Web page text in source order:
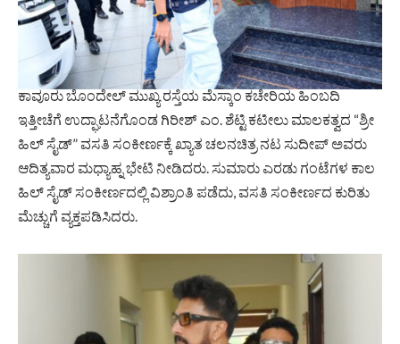
ಕಾವೂರು ಬೊಂದೇಲ್ ಮುಖ್ಯ ರಸ್ತೆಯ ಮೆಸ್ಕಾಂ ಕಚೇರಿಯ ಹಿಂಬದಿ
ಇತ್ತೀಚೆಗೆ ಉದ್ಘಾಟನೆಗೊಂಡ ಗಿರೀಶ್ ಎಂ. ಶೆಟ್ಟಿ ಕಟೀಲು ಮಾಲಕತ್ವದ “ಶ್ರೀ
ಹಿಲ್ ಸೈಡ್” ವಸತಿ ಸಂಕೀರ್ಣಕ್ಕೆ ಖ್ಯಾತ ಚಲನಚಿತ್ರ ನಟ ಸುದೀಪ್ ಅವರು
ಆದಿತ್ಯವಾರ ಮಧ್ಯಾಹ್ನ ಭೇಟಿ ನೀಡಿದರು. ಸುಮಾರು ಎರಡು ಗಂಟೆಗಳ ಕಾಲ
ಹಿಲ್ ಸೈಡ್ ಸಂಕೀರ್ಣದಲ್ಲಿ ವಿಶ್ರಾಂತಿ ಪಡೆದು, ವಸತಿ ಸಂಕೀರ್ಣದ ಕುರಿತು
ಮೆಚ್ಚುಗೆ ವ್ಯಕ್ತಪಡಿಸಿದರು.